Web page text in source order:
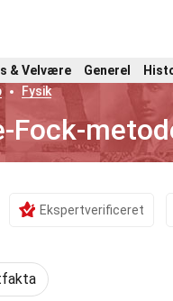
& Velvære Generel
Fysik
Fock-
Ekspertverificeret